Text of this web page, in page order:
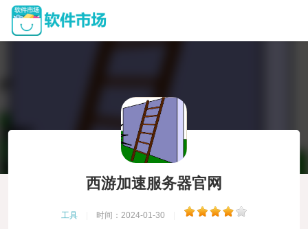
西游加速服务器官网
工具 时间：2024-01-30